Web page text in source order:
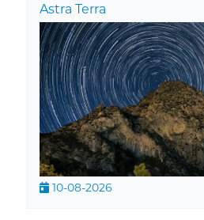
Astra Terra
10-08-2026